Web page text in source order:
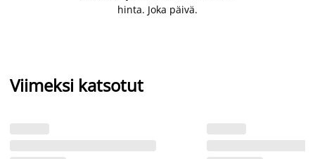
hinta. Joka päivä.
Viimeksi katsotut